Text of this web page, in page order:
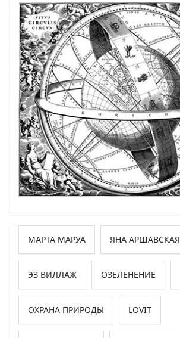
МАРТА МАРУА ЯНА АРШАВСКАЯ
ЭЗ ВИЛЛАЖ ОЗЕЛЕНЕНИЕ
ОХРАНА ПРИРОДЫ LOVIT